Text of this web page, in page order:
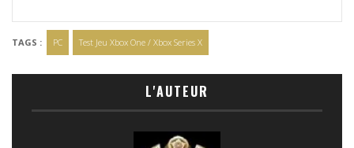
TAGS : PC Test Jeu Xbox One / Xbox Series X
L'AUTEUR